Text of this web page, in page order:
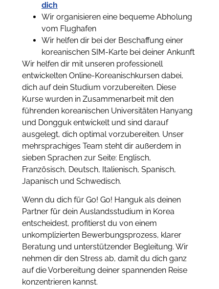
dich
Wir organisieren eine bequeme Abholung
vom Flughafen
Wir helfen dir bei der Beschaffung einer
koreanischen SIM-Karte bei deiner Ankunft
Wir helfen dir mit unseren professionell
entwickelten Online-Koreanischkursen dabei,
dich auf dein Studium vorzubereiten. Diese
Kurse wurden in Zusammenarbeit mit den
führenden koreanischen Universitäten Hanyang
und Dongguk entwickelt und sind darauf
ausgelegt, dich optimal vorzubereiten. Unser
mehrsprachiges Team steht dir außerdem in
sieben Sprachen zur Seite: Englisch,
Französisch, Deutsch, Italienisch, Spanisch,
Japanisch und Schwedisch.
Wenn du dich für Go! Go! Hanguk als deinen
Partner für dein Auslandsstudium in Korea
entscheidest, profitierst du von einem
unkomplizierten Bewerbungsprozess, klarer
Beratung und unterstützender Begleitung. Wir
nehmen dir den Stress ab, damit du dich ganz
auf die Vorbereitung deiner spannenden Reise
konzentrieren kannst.